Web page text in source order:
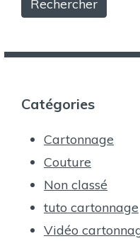
Catégories
Cartonnage
Couture
Non classé
tuto cartonnage
Vidéo